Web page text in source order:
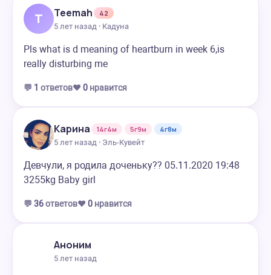
T Teemah
42
5 лет назад · Кадуна
Pls what is d meaning of heartburn in week 6,is
really disturbing me
💬 1 ответов❤️ 0 нравится
Карина 14г4м 5г9м
4г8м
5 лет назад · Эль-Кувейт
Девчули, я родила доченьку?? 05.11.2020 19:48
3255kg Baby girl
💬 36ответов❤️ 0 нравится
Аноним
5 лет назад